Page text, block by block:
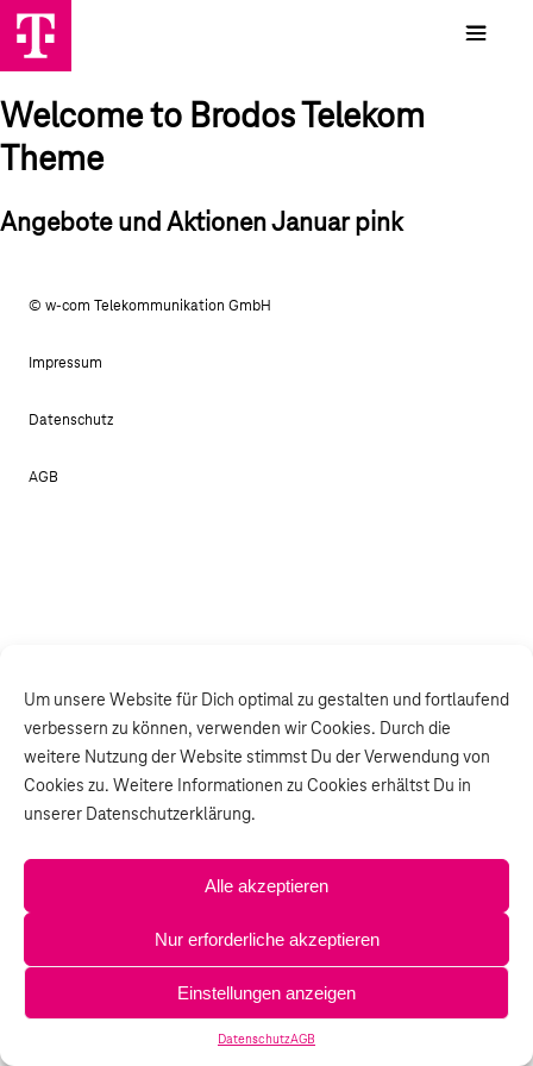
Um unsere Website für Dich optimal zu gestalten und fortlaufend
verbessern zu können, verwenden wir Cookies. Durch die
weitere Nutzung der Website stimmst Du der Verwendung von
Cookies zu. Weitere Informationen zu Cookies erhältst Du in
unserer Datenschutzerklärung.
Alle akzeptieren
Nur erforderliche akzeptieren
Einstellungen anzeigen
DatenschutzAGB
Welcome to Brodos Telekom
Theme
Angebote und Aktionen Januar pink
© w-com Telekommunikation GmbH
Impressum
Datenschutz
AGB